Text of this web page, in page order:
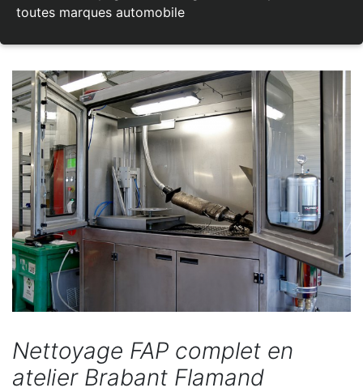
toutes marques automobile
Nettoyage FAP complet en
atelier Brabant Flamand